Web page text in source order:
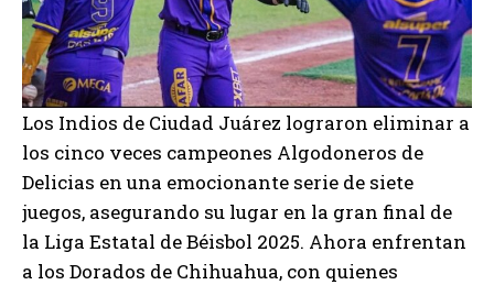
Los Indios de Ciudad Juárez lograron eliminar a
los cinco veces campeones Algodoneros de
Delicias en una emocionante serie de siete
juegos, asegurando su lugar en la gran final de
la Liga Estatal de Béisbol 2025. Ahora enfrentan
a los Dorados de Chihuahua, con quienes